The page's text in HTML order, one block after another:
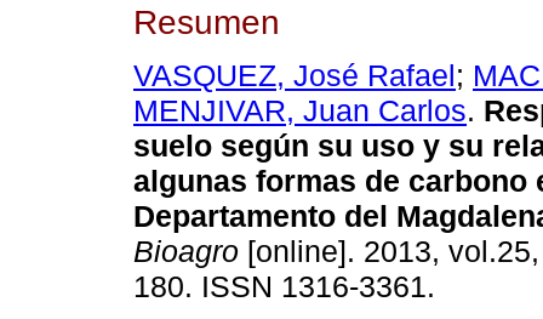
Resumen
VASQUEZ, José Rafael;
MENJIVAR, Juan Carlos.
suelo según su uso y su
algunas formas de carbono
Departamento del
Bioagro [online]. 2013,
180. ISSN 1316-3361.